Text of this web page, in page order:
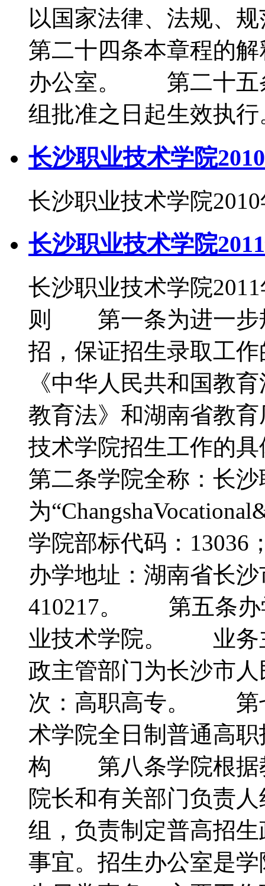
以国家法律、法规
第二十四条本章程的
办公室。 第二十五
组批准之日起生效执行
长沙职业技术学院
长沙职业技术学院
长沙职业技术学院
长沙职业技术学院
则 第一条为进一步
招，保证招生录取工
《中华人民共和国教
教育法》和湖南省教
技术学院招生工作
第二条学院全称：长
为
学院部标代码：
办学地址：湖南省长
410217。 第五条办
业技术学院。 业务
政主管部门为长沙市
次：高职高专。 第
术学院全日制普通高
构 第八条学院根据
院长和有关部门负责
组，负责制定普高招
事宜。招生办公室是